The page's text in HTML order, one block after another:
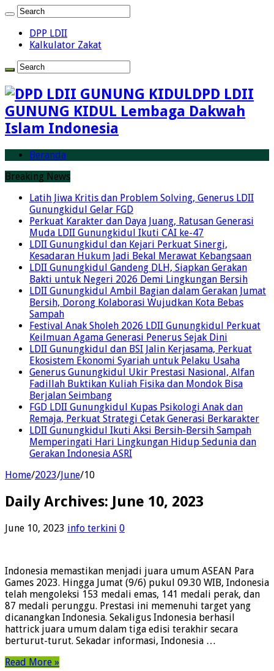
DPP LDII
Kalkulator Zakat
DPD LDII
GUNUNG KIDUL Lembaga Dakwah
Islam Indonesia
Beranda
Breaking News
Latih Jiwa Kritis dan Problem Solving, Generus LDII
Gunungkidul Gelar FGD
Perkuat Karakter dan Daya Juang, Ratusan Generasi
Muda LDII Gunungkidul Ikuti CAI ke-47
LDII Gunungkidul dan Kejari Perkuat Sinergi,
Kesadaran Hukum Jadi Bekal Merawat Kebangsaan
LDII Gunungkidul Gandeng DLH, Siapkan Gerakan
Bakti untuk Negeri 2026 Demi Lingkungan Bersih
LDII Gunungkidul Ambil Bagian dalam Gerakan Jumat
Bersih, Dorong Kolaborasi Wujudkan Kota Bebas
Sampah
Festival Anak Sholeh 2026 LDII Gunungkidul Perkuat
Keilmuan Agama Generasi Penerus Sejak Dini
LDII Gunungkidul dan BSI Jalin Kerjasama, Perkuat
Ekosistem Ekonomi Syariah untuk Pelaku Usaha
Generus Gunungkidul Ukir Prestasi Nasional, Alfan
Fadillah Buktikan Kuliah Fisika dan Mondok Bisa
Berjalan Seimbang
FGD LDII Gunungkidul Kupas Psikologi Anak dan
Remaja, Perkuat Strategi Cetak Generasi Berkarakter
LDII Gunungkidul Ikuti Aksi Bersih-Bersih Sampah
Memperingati Hari Lingkungan Hidup Sedunia dan
Gerakan Indonesia ASRI
Home/2023/June/10
Daily Archives: June 10, 2023
June 10, 2023 info terkini 0
Indonesia memastikan menjadi juara umum ASEAN Para
Games 2023. Hingga Jumat (9/6) pukul 09.30 WIB, Indonesia
telah mengoleksi 153 medali emas, 141 medali perak, dan
87 medali perunggu. Prestasi ini memenuhi target yang
dicanangkan Indonesia. Sekaligus Indonesia berhasil
hattrick juara umum dalam tiga edisi terakhir secara
berturut-turut. Sekadar informasi, Indonesia …
Read More »